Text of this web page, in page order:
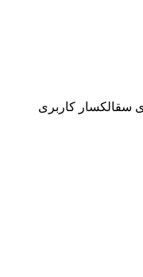
های سقالکسار کاربری